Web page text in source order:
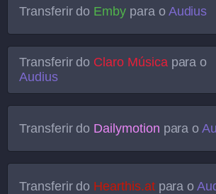
Transferir do Emby para o Audius
Transferir do Claro Músicapara o
Audius
Transferir do Dailymotion para o
Transferir do Hearthis.atpara o